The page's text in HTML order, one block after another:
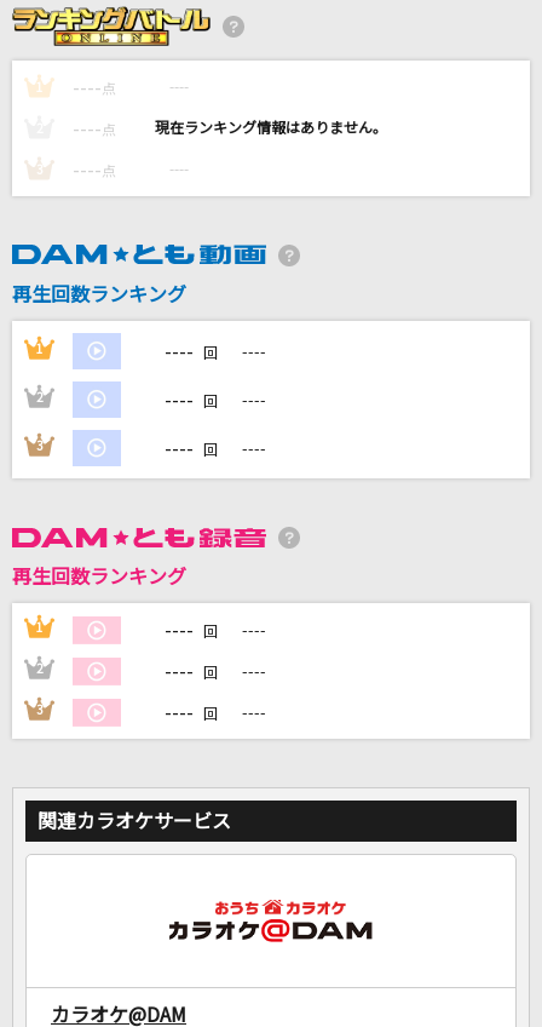
大塚 愛
弱虫モンブラン
高嶺の花子さん
福山雅治
カラオケ最新情報をチェック！
1 ---- 点 ----
---- 点 ----
3 ---- 点 ----
再生回数ランキング
1 ---- 回 ----
2 ---- 回 ----
3 ---- 回 ----
再生回数ランキング
1 ---- 回 ----
2 ---- 回 ----
3 ---- 回 ----
関連カラオケサービス
カラオケ@DAM